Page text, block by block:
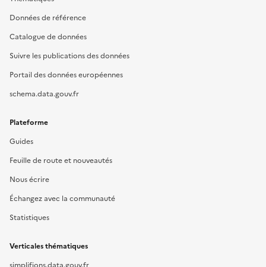
Données de référence
Catalogue de données
Suivre les publications des données
Portail des données européennes
schema.data.gouv.fr
Plateforme
Guides
Feuille de route et nouveautés
Nous écrire
Échangez avec la communauté
Statistiques
Verticales thématiques